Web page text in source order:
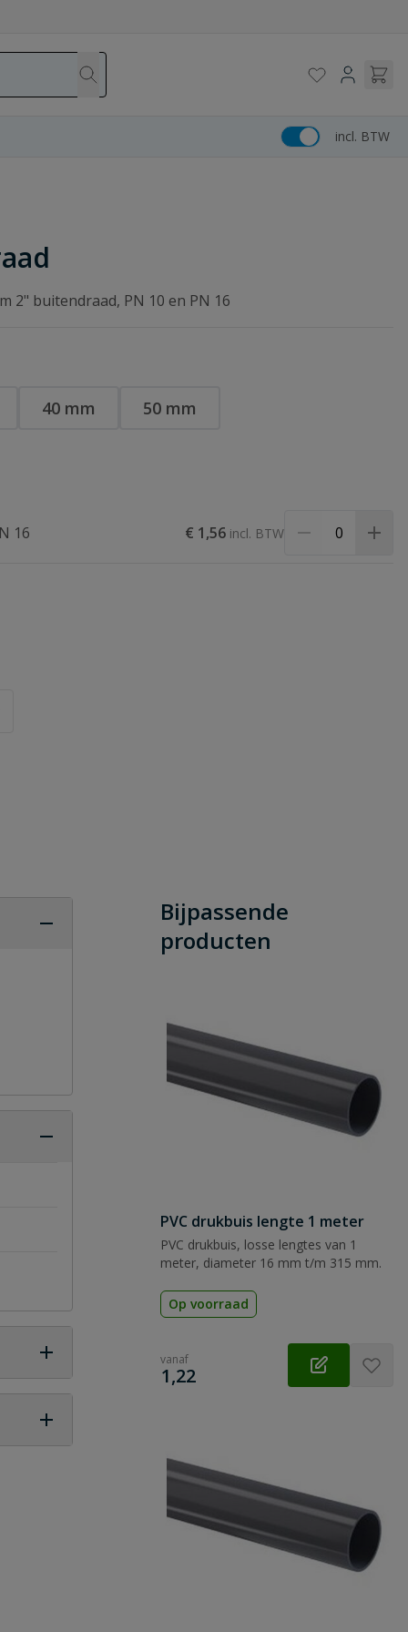
incl. BTW
2" buitendraad, PN 10 en PN 16
40 mm 50 mm
16 € 1,56
Bijpassende
producten
PVC drukbuis lengte 1 meter
PVC drukbuis, losse lengtes van 1
meter, diameter 16 mm t/m 315 mm.
Op voorraad
vanaf
€
1,22